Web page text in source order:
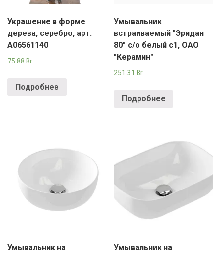
Украшение в форме
дерева, серебро, арт.
A06561140
75.88 Br
Подробнее
Умывальник
встраиваемый "Эридан
80" с/о белый с1, ОАО
"Керамин"
251.31 Br
Подробнее
Умывальник на
Умывальник на